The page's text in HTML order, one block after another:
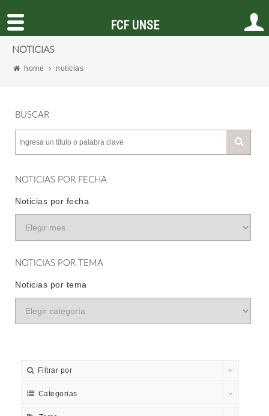
NOTICIAS
home noticias
BUSCAR
NOTICIAS POR FECHA
Noticias por fecha
NOTICIAS POR TEMA
Noticias por tema
Filtrar por
Categorias
FCF UNSE